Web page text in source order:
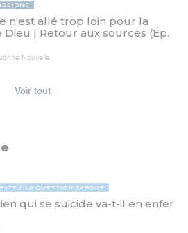
n'est allé trop loin pour la
Dieu | Retour aux sources (Ép.
Nouvelle
Voir tout
LA QUESTION TABOUE
qui se suicide va-t-il en enfer